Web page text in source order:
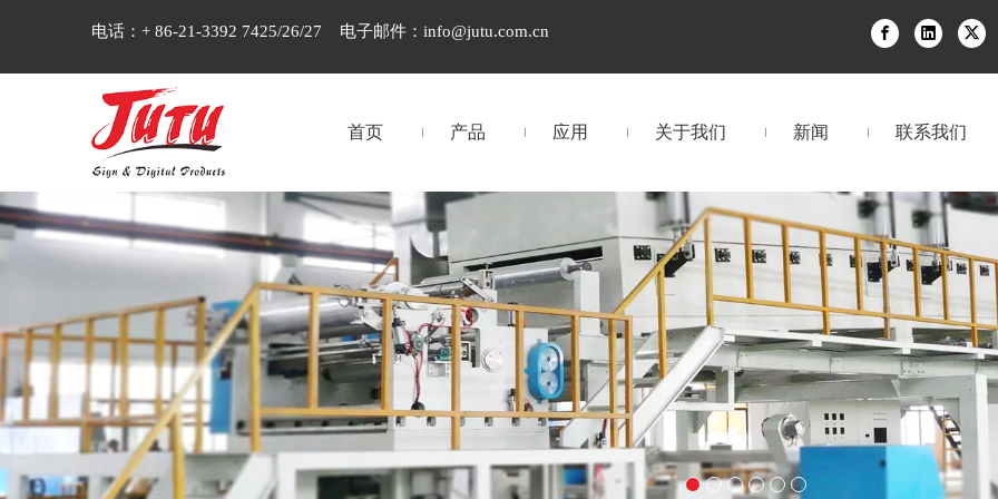
电话：+ 86-21-3392 7425/26/27 电子邮件： info@jutu.com.cn
首页 产品 应用 关于我们 新闻 联系我们